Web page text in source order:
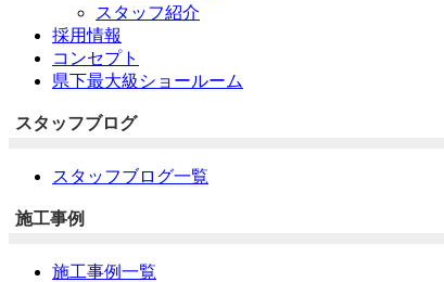
スタッフ紹介
採用情報
コンセプト
県下最大級ショールーム
スタッフブログ
スタッフブログ一覧
施工事例
施工事例一覧